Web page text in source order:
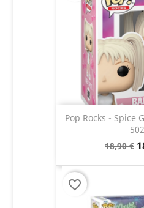
Pop Rocks - Spice
502
18,90 €
favorite_border